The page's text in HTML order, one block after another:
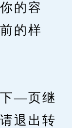
的容
的样
—页继
退出转